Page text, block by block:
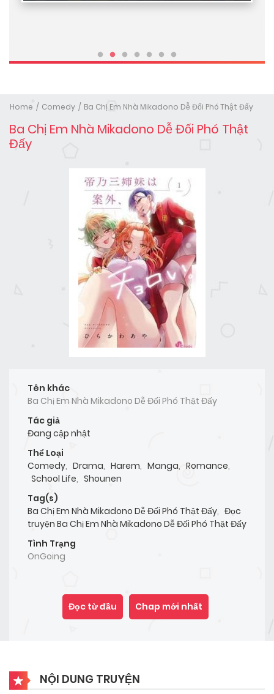
Home Comedy Ba Chị Em Nhà Mikadono Dễ Đối Phó Thật Đấy
Ba Chị Em Nhà Mikadono Dễ Đối Phó Thật
Đấy
Tên khác
Ba Chị Em Nhà Mikadono Dễ Đối Phó Thật Đấy
Tác giả
Đang cập nhật
Thể Loại
Comedy, Drama, Harem, Manga, Romance,
School Life, Shounen
Tag(s)
Ba Chị Em Nhà Mikadono Dễ Đối Phó Thật Đấy, Đọc
truyện Ba Chị Em Nhà Mikadono Dễ Đối Phó Thật Đấy
Tình Trạng
OnGoing
Đọc từ đầu Chap mới nhất
NỘI DUNG TRUYỆN